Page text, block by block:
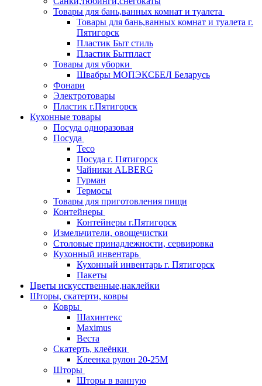
Товары для бань,ванных комнат и туалета
Товары для бань,ванных комнат и туалета г.
Пятигорск
Пластик Быт стиль
Пластик Бытпласт
Товары для уборки
Швабры МОПЭКСБЕЛ Беларусь
Фонари
Электротовары
Пластик г.Пятигорск
Кухонные товары
Посуда одноразовая
Посуда
Teco
Посуда г. Пятигорск
Чайники ALBERG
Гурман
Термосы
Товары для приготовления пищи
Контейнеры
Контейнеры г.Пятигорск
Измельчители, овощечистки
Столовые принадлежности, сервировка
Кухонный инвентарь
Кухонный инвентарь г. Пятигорск
Пакеты
Цветы искусственные,наклейки
Шторы, скатерти, ковры
Ковры
Шахинтекс
Maximus
Веста
Скатерть, клеёнки
Клеенка рулон 20-25М
Шторы
Шторы в ванную